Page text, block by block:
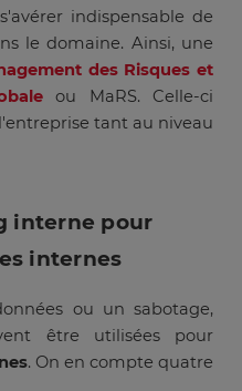
indispensable de
le domaine. Ainsi, une
des Risques et
ou MaRS. Celle-ci
tant au niveau
interne pour
internes
ou un sabotage,
être utilisées pour
. On en compte quatre